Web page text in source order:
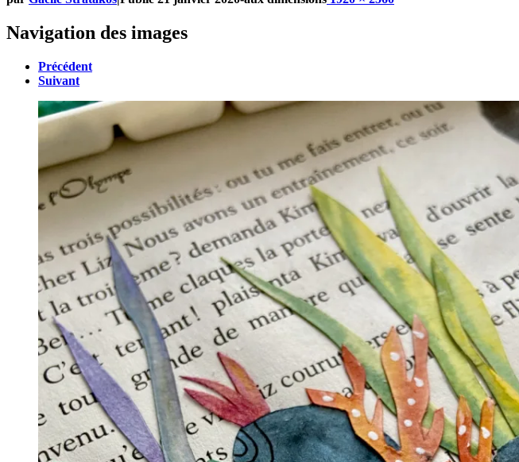
Navigation des images
Précédent
Suivant